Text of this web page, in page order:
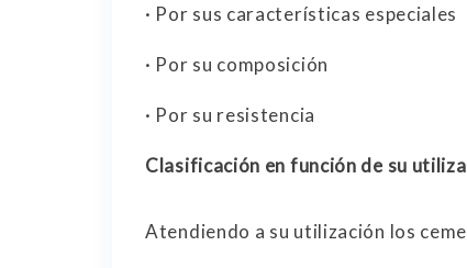
· Por sus características especiales
· Por su composición
· Por su resistencia
Clasificación en función de su
Atendiendo a su utilización los